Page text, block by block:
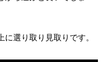
選り取り見取りです。